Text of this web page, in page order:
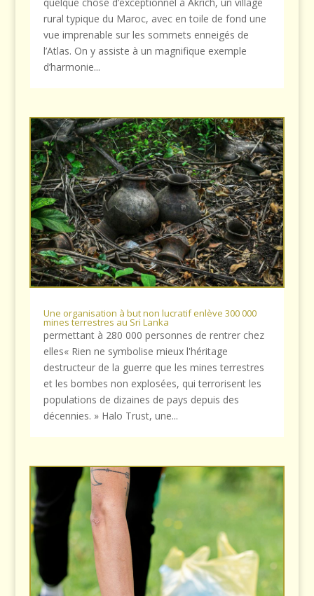
rural typique du Maroc, avec en toile de fond une
vue imprenable sur les sommets enneigés de
l’Atlas. On y assiste à un magnifique exemple
d’harmonie...
Une organisation à but non lucratif enlève 300 000
mines terrestres au Sri Lanka
permettant à 280 000 personnes de rentrer chez
elles« Rien ne symbolise mieux l'héritage
destructeur de la guerre que les mines terrestres
et les bombes non explosées, qui terrorisent les
populations de dizaines de pays depuis des
décennies. » Halo Trust, une...